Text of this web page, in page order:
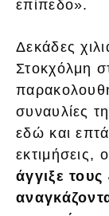
επίπεδο».
Δεκάδες
Στοκχόλμη
συναυλίες
εδώ και
εκτιμήσεις,
άγγιξε